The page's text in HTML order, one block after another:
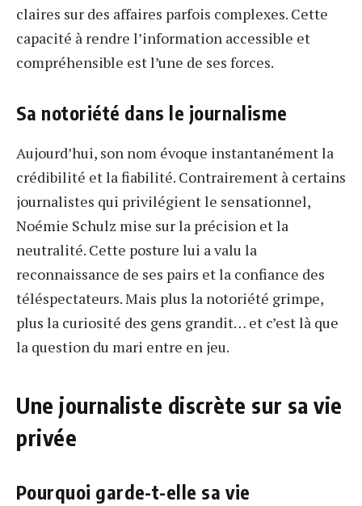
claires sur des affaires parfois complexes. Cette
capacité à rendre l’information accessible et
compréhensible est l’une de ses forces.
Sa notoriété dans le journalisme
Aujourd’hui, son nom évoque instantanément la
crédibilité et la fiabilité. Contrairement à certains
journalistes qui privilégient le sensationnel,
Noémie Schulz mise sur la précision et la
neutralité. Cette posture lui a valu la
reconnaissance de ses pairs et la confiance des
téléspectateurs. Mais plus la notoriété grimpe,
plus la curiosité des gens grandit… et c’est là que
la question du mari entre en jeu.
Une journaliste discrète sur sa vie
privée
Pourquoi garde-t-elle sa vie